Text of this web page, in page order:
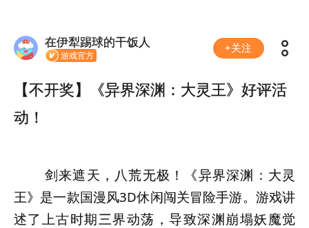
在伊犁踢球的干饭人
游戏官方
+关注
【不开奖】《异界深渊：大灵王》好评活
动！
剑来遮天，八荒无极！《异界深渊：大灵
王》是一款国漫风3D休闲闯关冒险手游。游戏讲
述了上古时期三界动荡，导致深渊崩塌妖魔觉